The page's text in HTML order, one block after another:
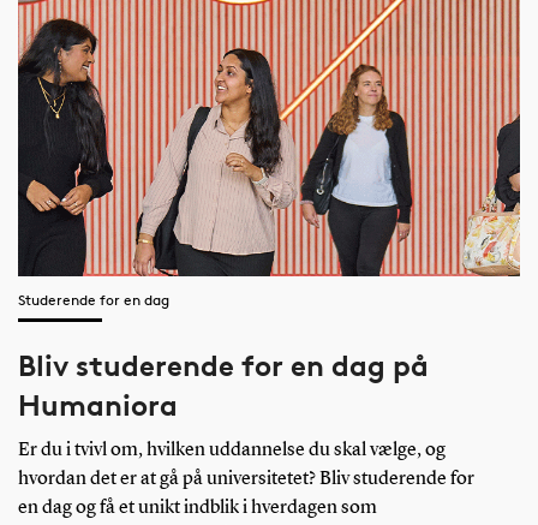
Studerende for en dag
Bliv studerende for en dag på
Humaniora
Er du i tvivl om, hvilken uddannelse du skal vælge, og
hvordan det er at gå på universitetet? Bliv studerende for
en dag og få et unikt indblik i hverdagen som